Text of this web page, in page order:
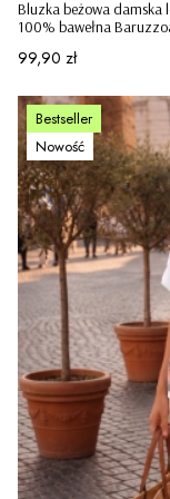
Bluzka beżowa damska
100% bawełna
Cena
99,90 zł
Bestseller
Nowość